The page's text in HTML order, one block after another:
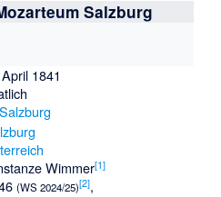
Salzburg
1841
Salzburg
Wimmer[1]
(WS 2024/25)[2],